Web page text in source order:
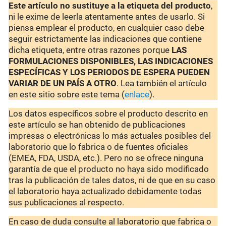
Este artículo no sustituye a la etiqueta del producto,
ni le exime de leerla atentamente antes de usarlo. Si
piensa emplear el producto, en cualquier caso debe
seguir estrictamente las indicaciones que contiene
dicha etiqueta, entre otras razones porque LAS
FORMULACIONES DISPONIBLES, LAS INDICACIONES
ESPECÍFICAS Y LOS PERIODOS DE ESPERA PUEDEN
VARIAR DE UN PAÍS A OTRO. Lea también el artículo
en este sitio sobre este tema (enlace).
Los datos específicos sobre el producto descrito en
este artículo se han obtenido de publicaciones
impresas o electrónicas lo más actuales posibles del
laboratorio que lo fabrica o de fuentes oficiales
(EMEA, FDA, USDA, etc.). Pero no se ofrece ninguna
garantía de que el producto no haya sido modificado
tras la publicación de tales datos, ni de que en su caso
el laboratorio haya actualizado debidamente todas
sus publicaciones al respecto.
En caso de duda consulte al laboratorio que fabrica o